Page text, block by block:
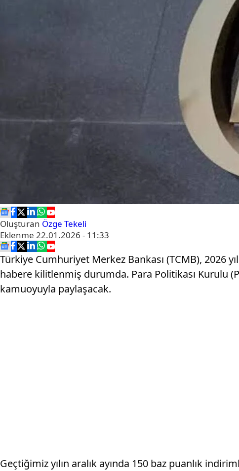
Oluşturan Özge Tekeli
Eklenme 22.01.2026 - 11:33
Türkiye Cumhuriyet Merkez Bankası (TCMB), 2026
habere kilitlenmiş durumda. Para Politikası Kurulu
kamuoyuyla paylaşacak.
Geçtiğimiz yılın aralık ayında 150 baz puanlık